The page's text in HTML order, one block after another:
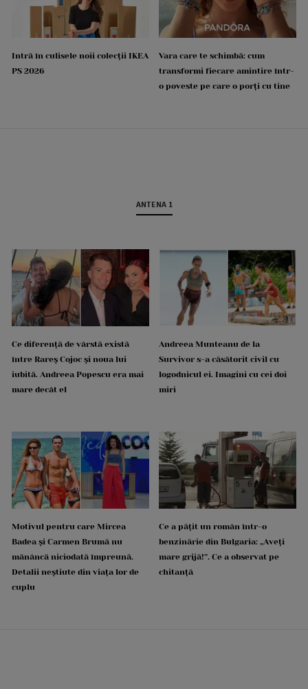
Intră în culisele noii colecții IKEA
PS 2026
Vara care te schimbă: cum
transformi fiecare amintire într-
o poveste pe care o porți cu tine
ANTENA 1
Ce diferență de vârstă există
între Rareș Cojoc și noua lui
iubită. Andreea Popescu era mai
mare decât el
Andreea Munteanu de la
Survivor s-a căsătorit civil cu
logodnicul ei. Imagini cu cei doi
miri
Motivul pentru care Mircea
Badea și Carmen Brumă nu
mănâncă niciodată împreună.
Detalii neștiute din viața lor de
cuplu
Ce a pățit un român într-o
benzinărie din Bulgaria: „Aveți
mare grijă!”. Ce a observat pe
chitanță